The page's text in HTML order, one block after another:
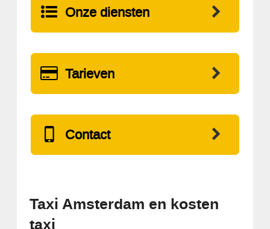
Onze diensten
Tarieven
Contact
Taxi Amsterdam en kosten